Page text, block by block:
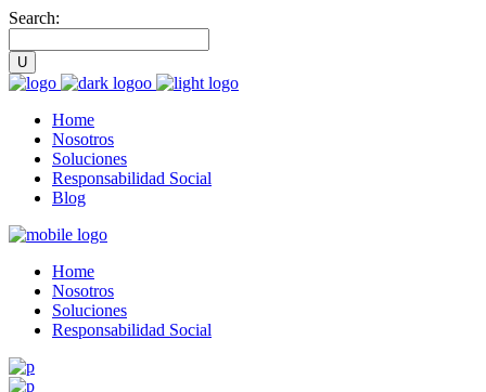
Search:
Home
Nosotros
Soluciones
Responsabilidad Social
Blog
Home
Nosotros
Soluciones
Responsabilidad Social